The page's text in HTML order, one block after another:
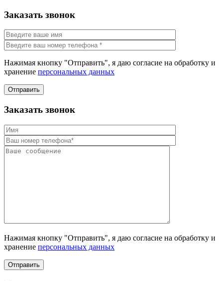
Заказать звонок
Нажимая кнопку "Отправить", я даю согласие на обработку и
хранение персональных данных
Отправить
Заказать звонок
Нажимая кнопку "Отправить", я даю согласие на обработку и
хранение персональных данных
Отправить